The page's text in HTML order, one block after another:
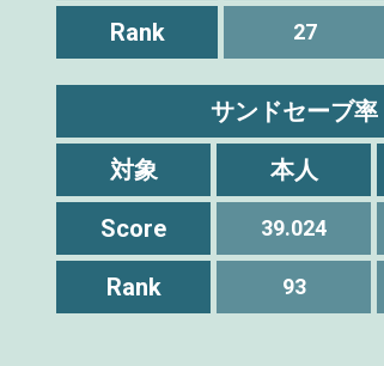
Rank 27
サンドセーブ率
対象 本人
Score 39.024
Rank 93